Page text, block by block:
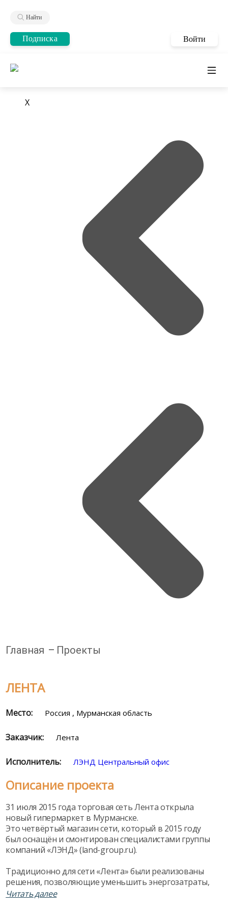
Найти
Подписка Войти
X
Главная Проекты
ЛЕНТА
Место: Россия , Мурманская область
Заказчик: Лента
Исполнитель: ЛЭНД Центральный офис
Описание проекта
31 июля 2015 года торговая сеть Лента открыла
новый гипермаркет в Мурманске.
Это четвёртый магазин сети, который в 2015 году
был оснащён и смонтирован специалистами группы
компаний «ЛЭНД» (land-group.ru).
Традиционно для сети «Лента» были реализованы
решения, позволяющие уменьшить энергозатраты,
а именно:
Читать далее